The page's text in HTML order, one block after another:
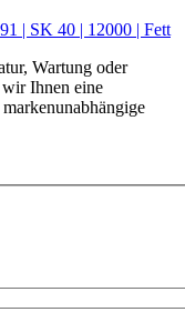
| SK 40 | 12000 | Fett
Wartung oder
Ihnen eine